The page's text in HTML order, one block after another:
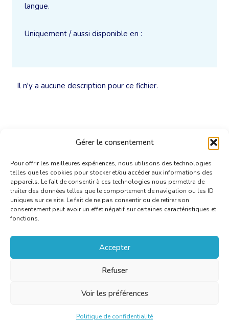
Gérer le consentement
Pour offrir les meilleures expériences, nous utilisons des technologies
telles que les cookies pour stocker et/ou accéder aux informations des
appareils. Le fait de consentir à ces technologies nous permettra de
traiter des données telles que le comportement de navigation ou les ID
uniques sur ce site. Le fait de ne pas consentir ou de retirer son
consentement peut avoir un effet négatif sur certaines caractéristiques et
fonctions.
Accepter
Refuser
Voir les préférences
Politique de confidentialité
Il n'y a aucune description pour ce fichier.
langue.
Uniquement / aussi disponible en :